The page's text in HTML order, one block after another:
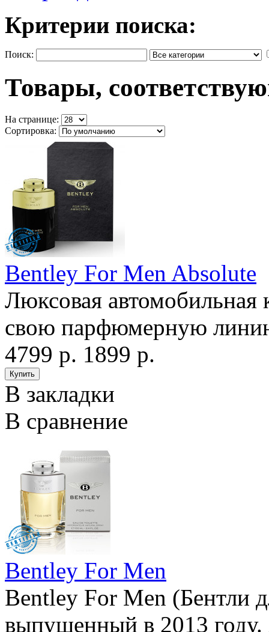
Критерии поиска:
Поиск:
Товары,
На странице:
Сортировка:
Bentley For Men Absolute
Люксовая
свою парфюмерную
4799 р. 1899 р.
В закладки
В сравнение
Bentley For Men
Bentley For Men (Бентли
выпущенный в 2013